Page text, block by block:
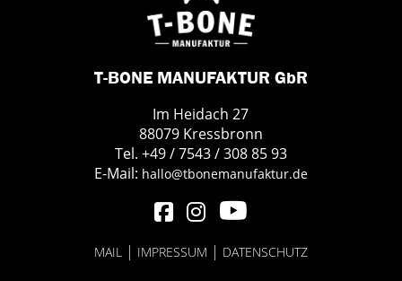
T-BONE MANUFAKTUR GbR
Im Heidach 27
88079 Kressbronn
Tel. +49 / 7543 / 308 85 93
E-Mail: hallo@tbonemanufaktur.de
MAIL| IMPRESSUM | DATENSCHUTZ